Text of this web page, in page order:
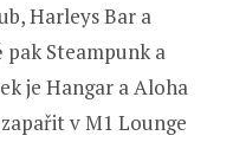
Harleys Bar a
pak Steampunk a
je Hangar a Aloha
v M1 Lounge